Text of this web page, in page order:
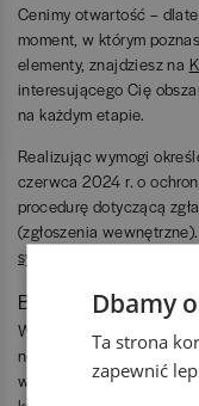
Cenimy otwartość –
moment, w którym
elementy, znajdziesz na
interesującego Cię
na każdym etapie.
Realizując wymogi
czerwca 2024 r. o
procedurę dotyczącą
(zgłoszenia
sygnalistów
Bank Millennium S.A.
W Banku Millennium
nowych rozwiązań.
wartością naszej kultury
Dbamy
Ta strona
zapewnić